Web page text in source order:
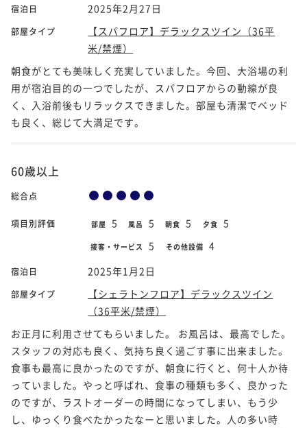
宿泊日 2025年2月27日
部屋タイプ
【スパフロア】デラックスツイン（36平
米/禁煙）
朝食がとても美味しく充実していました。今回、大浴場の利
用が宿泊目的の一つでしたが、スパフロアからの動線が良
く、入浴前後もリラックスできました。部屋も清潔でベッド
も良く、総じて大満足です。
60歳以上
総合点
項目別評価 部屋 5 風呂 5 朝食 5 夕食 5
接客・サービス 5 その他設備 4
宿泊日 2025年1月2日
部屋タイプ
【シェラトンフロア】デラックスツイン
（36平米/禁煙）
お正月に利用させてもらいました。 お風呂は、最高でした。
スタッフの対応も良く、気持ち良く過ごす事に出来ました。
食事も最高に良かったのですが、朝食に行くと、何十人か待
っていました。やっと呼ばれ、食事の種類も多く、良かった
のですが、ラストオーダーの時間になってしまい、もう少
し、ゆっくり食べたかったなーと思いました。人の多い時